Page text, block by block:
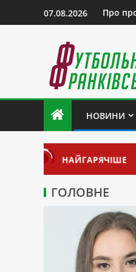
07.08.2026 Про
НОВИНИ
НАЙГАРЯЧІШЕ
Чемпіонат області. 17
Юність” та “Вільхівці”
ГОЛОВНЕ